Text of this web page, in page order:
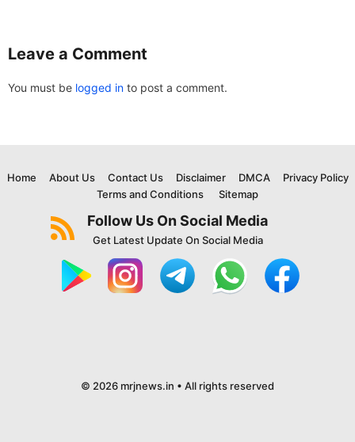
Leave a Comment
You must be logged in to post a comment.
Home About Us Contact Us Disclaimer DMCA
Privacy Policy
Terms and Conditions
Sitemap
Follow Us On Social Media
Get Latest Update On Social Media
© 2026 mrjnews.in • All rights reserved